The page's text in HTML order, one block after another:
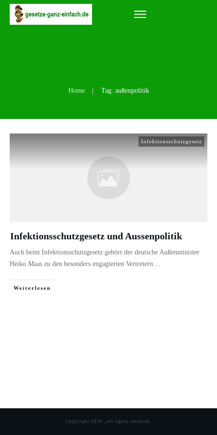
Home | Tag: außenpolitik
Infektionsschutzgesetz
Infektionsschutzgesetz und Aussenpolitik
Auch beim Infektionsschutzgesetz gehört der deutsche Außenminister
Heiko Maas zu den besonders engagierten Vertretern
Weiterlesen
Copyright 2026 , all rights reserved.